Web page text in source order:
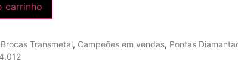
carrinho
Brocas Transmetal, Campeões em vendas, Pontas